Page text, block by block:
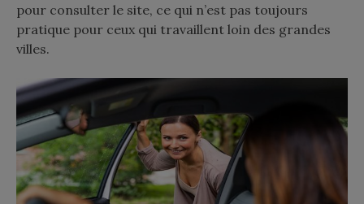
pour consulter le site, ce qui n’est pas toujours
pratique pour ceux qui travaillent loin des grandes
villes.